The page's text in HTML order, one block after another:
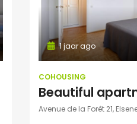
1 jaar ago
COHOUSING
Avenue de la Forêt 21,